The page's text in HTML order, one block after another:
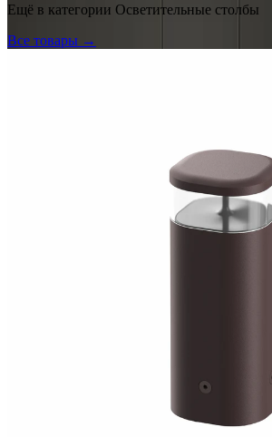
Ещё в категории Осветительные столбы
Все товары →